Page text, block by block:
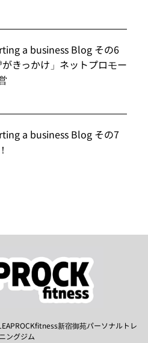
a business Blog その6
がきっかけ」ネットプロモー
a business Blog その7
新宿御苑パーソナルトレ
ングジム